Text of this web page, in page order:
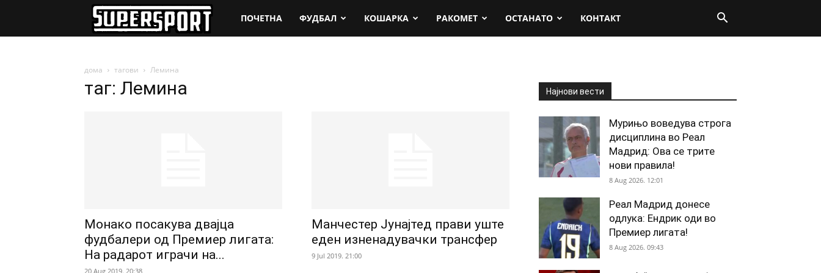
SuperSport.mk
ПОЧЕТНА ФУДБАЛ КОШАРКА РАКОМЕТ ОСТАНАТО КОНТАКТ
дома тагови Лемина
таг: Лемина
Монако посакува двајца
фудбалери од Премиер лигата:
На радарот играчи на...
20 Aug 2019. 20:38
Манчестер Јунајтед прави уште
еден изненадувачки трансфер
9 Jul 2019. 21:00
Најнови вести
Мурињо воведува строга
дисциплина во Реал
Мадрид: Ова се трите
нови правила!
8 Aug 2026. 12:01
Реал Мадрид донесе
одлука: Ендрик оди во
Премиер лигата!
8 Aug 2026. 09:43